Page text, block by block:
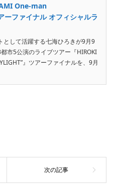
One-man
ーファイナル オフィシャルラ
として活躍する七海ひろきが9月9
市5公演のライブツアー『HIROKI
』ツアーファイナルを、9月